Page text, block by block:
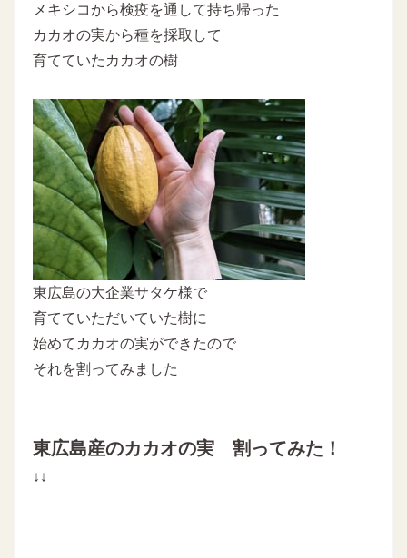
メキシコから検疫を通して持ち帰った
カカオの実から種を採取して
育てていたカカオの樹
東広島の大企業サタケ様で
育てていただいていた樹に
始めてカカオの実ができたので
それを割ってみました
東広島産のカカオの実 割ってみた！
↓↓